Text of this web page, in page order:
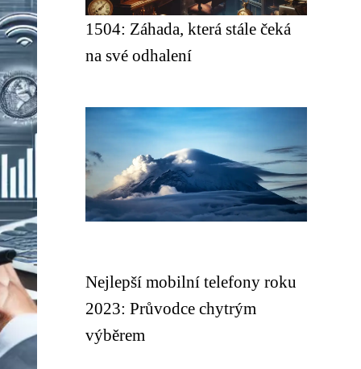
1504: Záhada, která stále čeká
na své odhalení
Nejlepší mobilní telefony roku
2023: Průvodce chytrým
výběrem